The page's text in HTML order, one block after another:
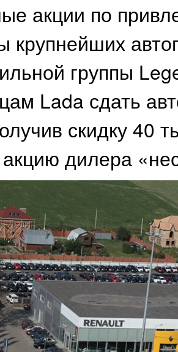
акции по
крупнейших
группы
Lada сдать
скидку 40
дилера